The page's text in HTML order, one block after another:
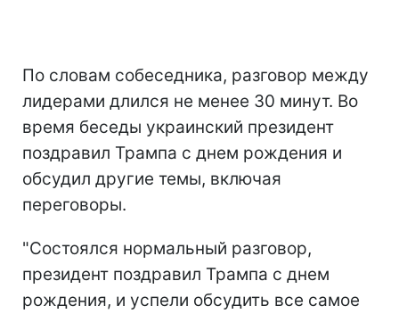
По словам собеседника, разговор между
лидерами длился не менее 30 минут. Во
время беседы украинский президент
поздравил Трампа с днем рождения и
обсудил другие темы, включая
переговоры.
"Состоялся нормальный разговор,
президент поздравил Трампа с днем
рождения, и успели обсудить все самое